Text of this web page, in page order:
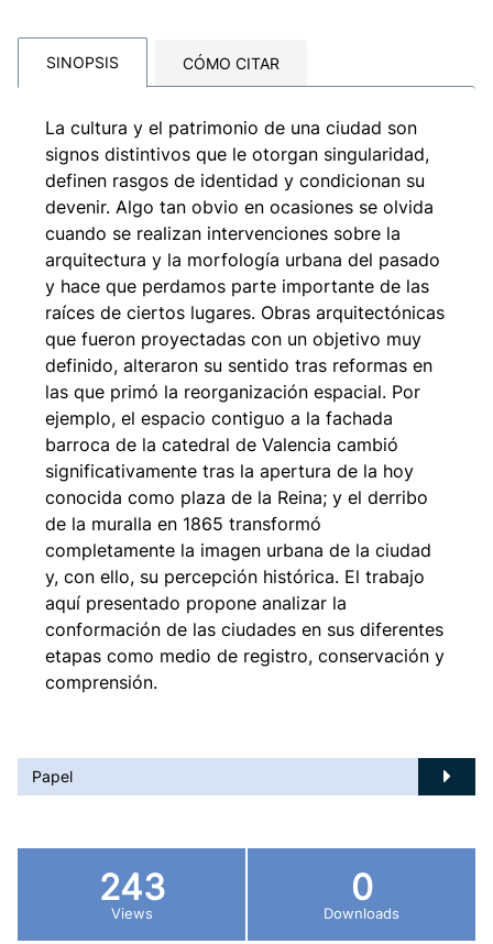
SINOPSIS CÓMO CITAR
La cultura y el patrimonio de una ciudad son
signos distintivos que le otorgan singularidad,
definen rasgos de identidad y condicionan su
devenir. Algo tan obvio en ocasiones se olvida
cuando se realizan intervenciones sobre la
arquitectura y la morfología urbana del pasado
y hace que perdamos parte importante de las
raíces de ciertos lugares. Obras arquitectónicas
que fueron proyectadas con un objetivo muy
definido, alteraron su sentido tras reformas en
las que primó la reorganización espacial. Por
ejemplo, el espacio contiguo a la fachada
barroca de la catedral de Valencia cambió
significativamente tras la apertura de la hoy
conocida como plaza de la Reina; y el derribo
de la muralla en 1865 transformó
completamente la imagen urbana de la ciudad
y, con ello, su percepción histórica. El trabajo
aquí presentado propone analizar la
conformación de las ciudades en sus diferentes
etapas como medio de registro, conservación y
comprensión.
Papel
243
Views
0
Downloads